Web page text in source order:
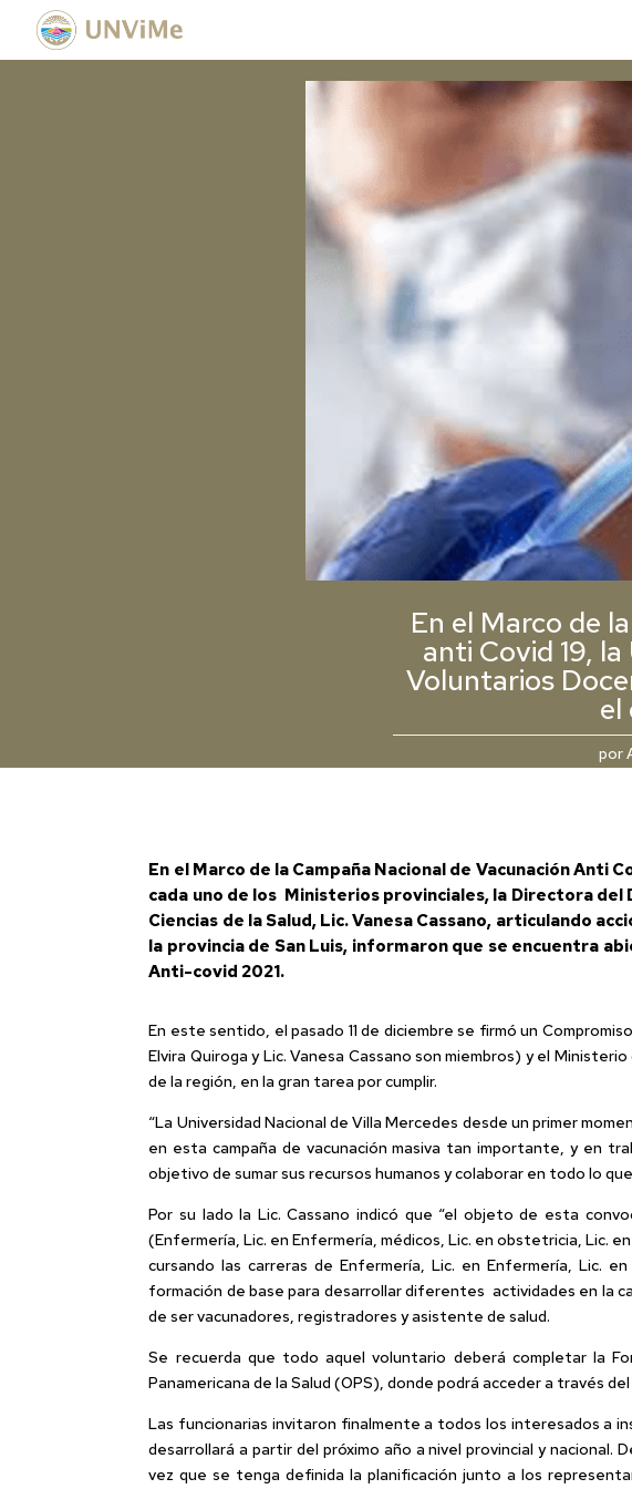
En el Marco de
anti Covid 19,
Voluntarios
el
por
En el Marco de la Campaña Nacional de Vacunación Anti
cada uno de los Ministerios provinciales, la Directora del
Ciencias de la Salud, Lic. Vanesa Cassano, articulando
la provincia de San Luis, informaron que se encuentra
Anti-covid 2021.
En este sentido, el pasado 11 de diciembre se firmó un
Elvira Quiroga y Lic. Vanesa Cassano son miembros) y el
de la región, en la gran tarea por cumplir.
“La Universidad Nacional de Villa Mercedes desde un primer
en esta campaña de vacunación masiva tan importante, y en
objetivo de sumar sus recursos humanos y colaborar en todo lo
Por su lado la Lic. Cassano indicó que “el objeto de esta
(Enfermería, Lic. en Enfermería, médicos, Lic. en obstetricia, Lic.
cursando las carreras de Enfermería, Lic. en Enfermería, Lic.
formación de base para desarrollar diferentes actividades en la
de ser vacunadores, registradores y asistente de salud.
Se recuerda que todo aquel voluntario deberá completar la
Panamericana de la Salud (OPS), donde podrá acceder a través
Las funcionarias invitaron finalmente a todos los interesados a
desarrollará a partir del próximo año a nivel provincial y
vez que se tenga definida la planificación junto a los